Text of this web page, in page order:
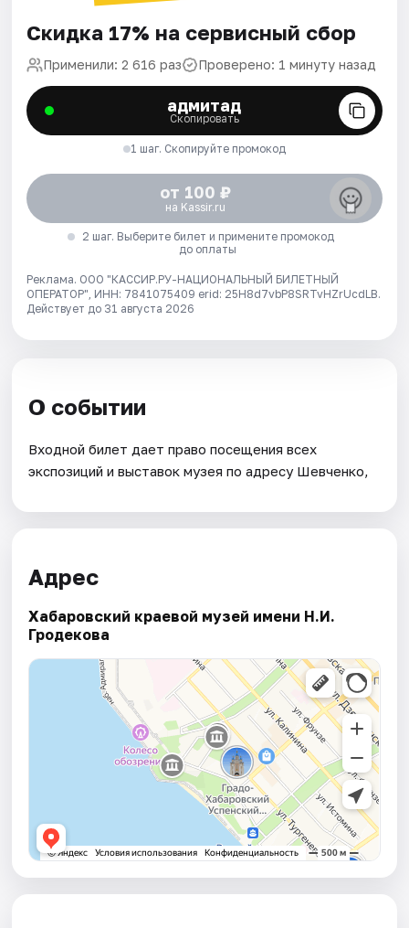
Скидка 17% на сервисный сбор
Применили: 2 616 раз Проверено: 1 минуту назад
адмитад
Скопировать
1 шаг. Скопируйте промокод
от 100 ₽
на Kassir.ru
2 шаг. Выберите билет и примените промокод
до оплаты
Реклама. ООО "КАССИР.РУ-НАЦИОНАЛЬНЫЙ БИЛЕТНЫЙ
ОПЕРАТОР", ИНН: 7841075409 erid: 25H8d7vbP8SRTvHZrUcdLB.
Действует до 31 августа 2026
О событии
Входной билет дает право посещения всех
экспозиций и выставок музея по адресу Шевченко,
Адрес
Хабаровский краевой музей имени Н.И.
Гродекова